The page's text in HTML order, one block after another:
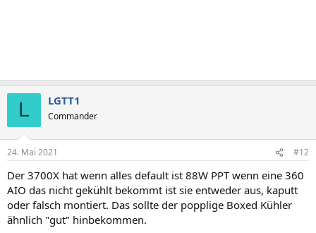
L LGTT1
Commander
24. Mai 2021 #12
Der 3700X hat wenn alles default ist 88W PPT wenn eine 360
AIO das nicht gekühlt bekommt ist sie entweder aus, kaputt
oder falsch montiert. Das sollte der popplige Boxed Kühler
ähnlich "gut" hinbekommen.